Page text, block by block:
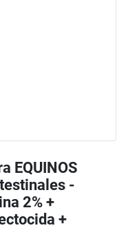
EQUINOS
-
2% +
+